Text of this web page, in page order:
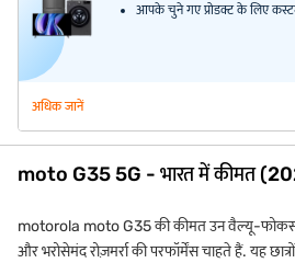
आपके चुने गए प्रोडक्ट के लिए
अधिक जानें
moto G35 5G - भारत में कीमत
motorola moto G35 की कीमत उन वैल्यू-फोकस्ड
और भरोसेमंद रोज़मर्रा की परफॉर्मेंस चाहते हैं. यह